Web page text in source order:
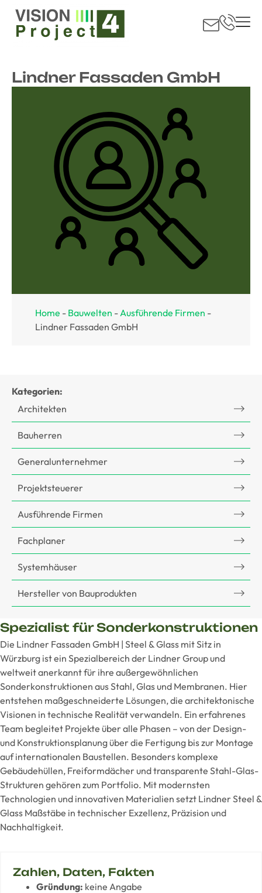
Lindner Fassaden GmbH
Home - Bauwelten -Ausführende Firmen -
Lindner Fassaden GmbH
Kategorien:
Architekten
Bauherren
Generalunternehmer
Projektsteuerer
Ausführende Firmen
Fachplaner
Systemhäuser
Hersteller von Bauprodukten
Spezialist für Sonderkonstruktionen
Die Lindner Fassaden GmbH | Steel & Glass mit Sitz in
Würzburg ist ein Spezialbereich der Lindner Group und
weltweit anerkannt für ihre außergewöhnlichen
Sonderkonstruktionen aus Stahl, Glas und Membranen. Hier
entstehen maßgeschneiderte Lösungen, die architektonische
Visionen in technische Realität verwandeln. Ein erfahrenes
Team begleitet Projekte über alle Phasen – von der Design-
und Konstruktionsplanung über die Fertigung bis zur Montage
auf internationalen Baustellen. Besonders komplexe
Gebäudehüllen, Freiformdächer und transparente Stahl-Glas-
Strukturen gehören zum Portfolio. Mit modernsten
Technologien und innovativen Materialien setzt Lindner Steel &
Glass Maßstäbe in technischer Exzellenz, Präzision und
Nachhaltigkeit.
Zahlen, Daten, Fakten
Gründung: keine Angabe